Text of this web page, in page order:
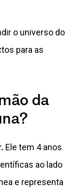
o universo do
para as
da
Ele tem 4 anos
ao lado
e representa